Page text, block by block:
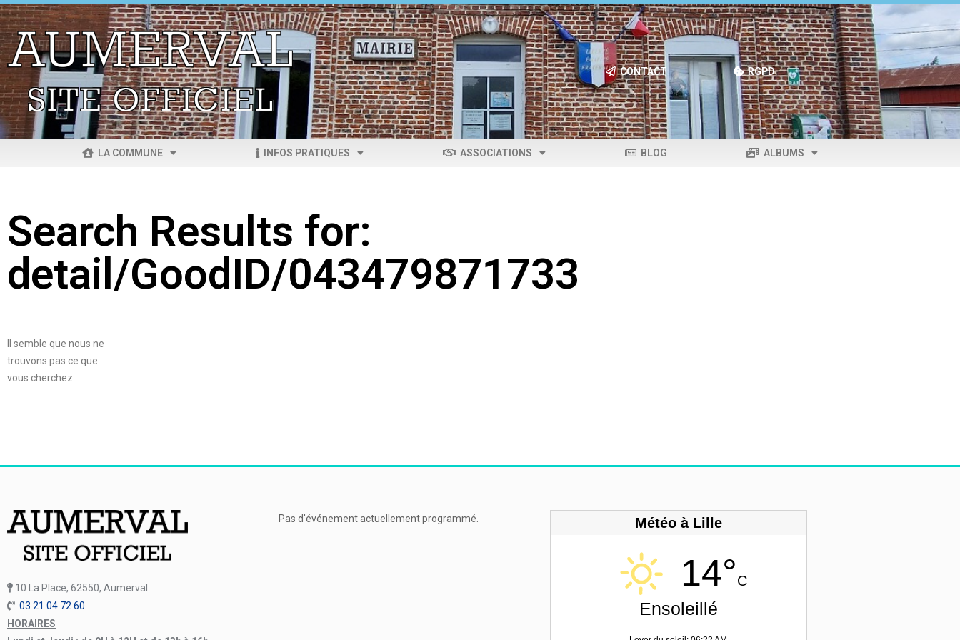
CONTACT RGPD
LA COMMUNE INFOS PRATIQUES ASSOCIATIONS BLOG ALBUMS
Search Results for:
detail/GoodID/043479871733
Il semble que nous ne
trouvons pas ce que
vous cherchez.
10 La Place, 62550, Aumerval
03 21 04 72 60
HORAIRES
Pas d'événement actuellement programmé. Météo à Lille
14°C
Ensoleillé